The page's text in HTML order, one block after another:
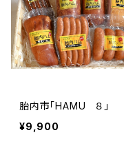
胎内市「HAMU ８」
¥9,900